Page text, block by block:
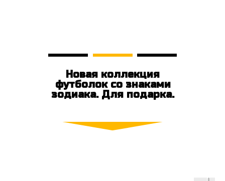
Новая коллекция
футболок со знаками
зодиака. Для подарка.